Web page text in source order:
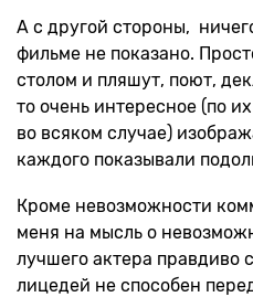
А с другой стороны,
фильме не показано.
столом и пляшут, поют,
то очень интересное (по
во всяком случае)
каждого показывали
Кроме невозможности
меня на мысль о
лучшего актера правдиво
лицедей не способен